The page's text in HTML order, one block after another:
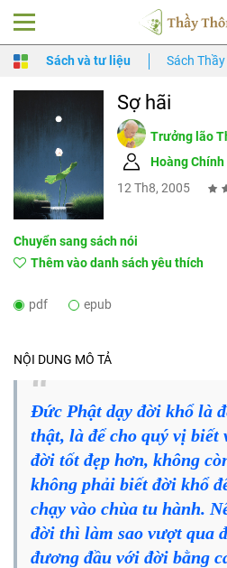
Sách và tư liệu Sách Thầy
Sợ hãi
Trưởng lão
Hoàng Chính
12 Th8, 2005
Chuyển sang sách nói
Thêm vào danh sách yêu thích
pdf epub
NỘI DUNG MÔ TẢ
Đức Phật dạy đời khổ là
thật, là để cho quý vị biết
đời tốt đẹp hơn, không
không phải biết đời khổ
chạy vào chùa tu hành.
đời thì làm sao vượt qua
đương đầu với đời bằng